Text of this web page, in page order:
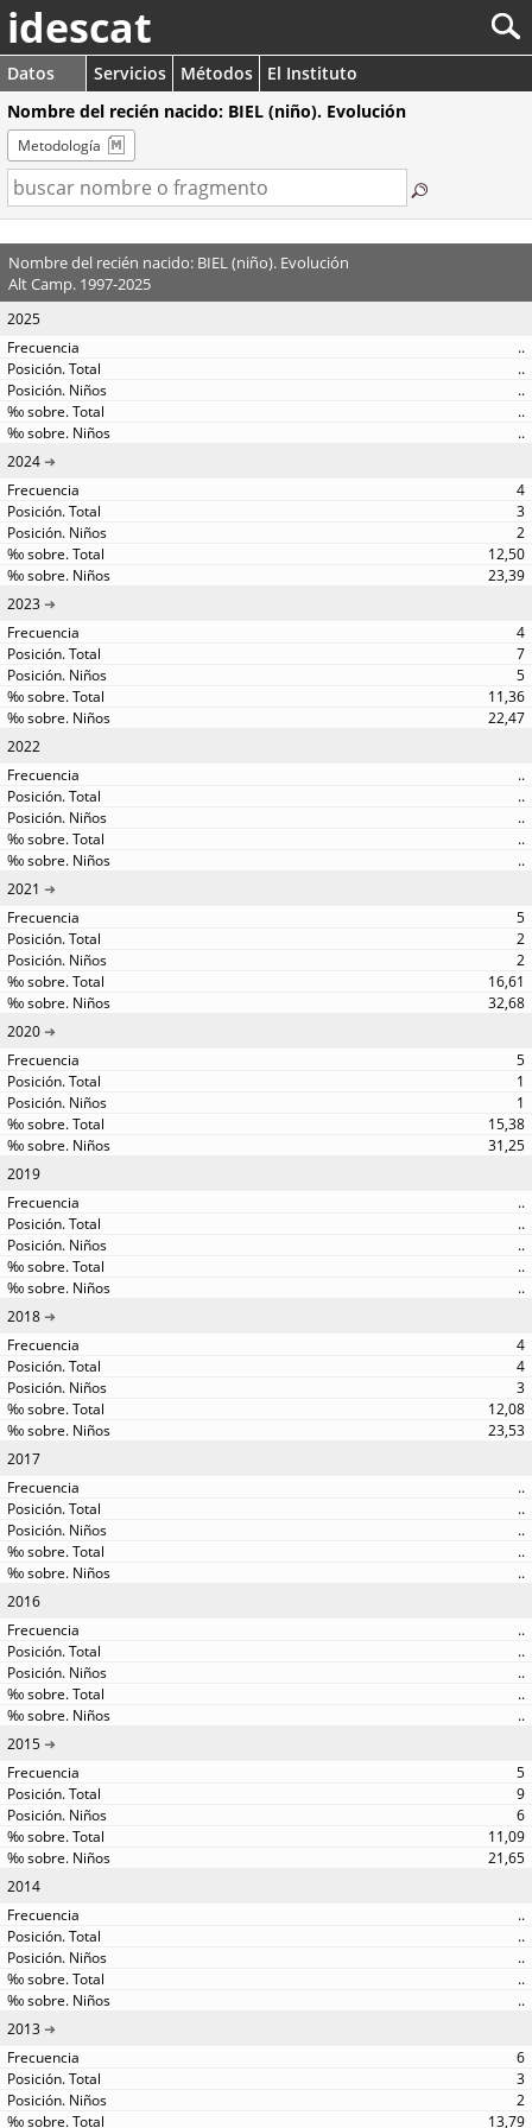
idescat
Datos Servicios Métodos
El Instituto
Nombre del recién nacido: BIEL (niño). Evolución
Metodología
Nombre del recién nacido: BIEL (niño). Evolución
Alt Camp. 1997-2025
2025
..
..
..
..
..
2024
4
3
2
12,50
23,39
2023
4
7
5
11,36
22,47
2022
..
..
..
..
..
2021
5
2
2
16,61
32,68
2020
5
1
1
15,38
31,25
2019
..
..
..
..
..
2018
4
4
3
12,08
23,53
2017
..
..
..
..
..
2016
..
..
..
..
..
2015
5
9
6
11,09
21,65
2014
..
..
..
..
..
2013
6
3
2
13,79